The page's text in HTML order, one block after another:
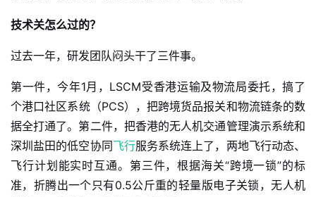
技术关怎么过的？
过去一年，研发团队闷头干了三件事。
第一件，今年1月，LSCM受香港运输及物流局委托，搞了
个港口社区系统（PCS），把跨境货品报关和物流链条的数
据全打通了。第二件，把香港的无人机交通管理演示系统和
深圳盐田的低空协同飞行服务系统连上了，两地飞行动态、
飞行计划能实时互通。第三件，根据海关“跨境一锁”的标
准，折腾出一个只有0.5公斤重的轻量版电子关锁，无人机